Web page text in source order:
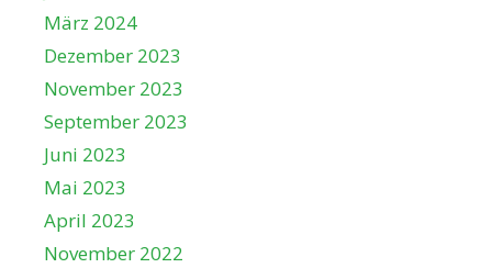
März 2024
Dezember 2023
November 2023
September 2023
Juni 2023
Mai 2023
April 2023
November 2022